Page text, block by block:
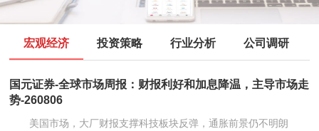
宏观经济 投资策略 行业分析 公司调研
国元证券-全球市场周报：财报利好和加息降温，主导市场走
势-260806
美国市场，大厂财报支撑科技板块反弹，通胀前景仍不明朗